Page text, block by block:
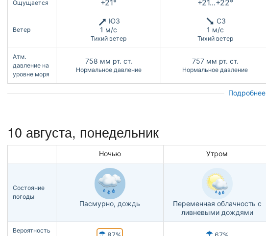
Ощущается +21° +21...+22°
Ветер
ЮЗ
1 м/с
Тихий ветер
СЗ
1 м/с
Тихий ветер
Атм.
давление на
уровне моря
758 мм рт. ст.
Нормальное давление
757 мм рт. ст.
Нормальное давление
Подробнее
10 августа, понедельник
Ночью Утром
Состояние
погоды
Пасмурно, дождь
Переменная облачность с
ливневыми дождями
Вероятность